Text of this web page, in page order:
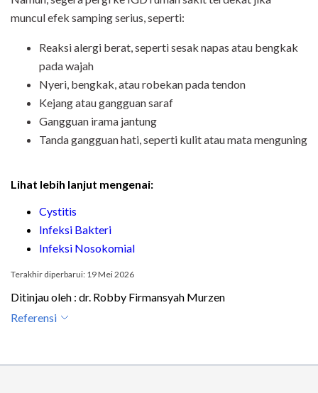
muncul efek samping serius, seperti:
Reaksi alergi berat, seperti sesak napas atau bengkak
pada wajah
Nyeri, bengkak, atau robekan pada tendon
Kejang atau gangguan saraf
Gangguan irama jantung
Tanda gangguan hati, seperti kulit atau mata menguning
Lihat lebih lanjut mengenai:
Cystitis
Infeksi Bakteri
Infeksi Nosokomial
Terakhir diperbarui: 19 Mei 2026